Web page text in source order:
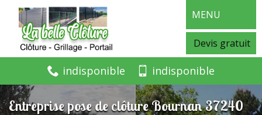
MENU
Devis gratuit
indisponible indisponible
Entreprise pose de clôture Bournan 37240